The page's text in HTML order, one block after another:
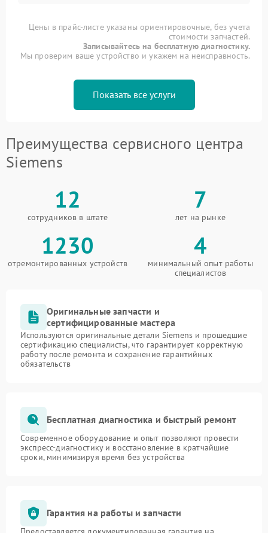
Цены в прайс-листе указаны ориентировочные, без учета
стоимости запчастей.
Записывайтесь на бесплатную диагностику.
Мы проверим ваше устройство и укажем на неисправность.
Показать все услуги
Преимущества сервисного центра
Siemens
12
сотрудников в штате
7
лет на рынке
1230
отремонтированных устройств
4
минимальный опыт работы
специалистов
Оригинальные запчасти и
сертифицированные мастера
Используются оригинальные детали Siemens и прошедшие
сертификацию специалисты, что гарантирует корректную
работу после ремонта и сохранение гарантийных
обязательств
Бесплатная диагностика и быстрый ремонт
Современное оборудование и опыт позволяют провести
экспресс-диагностику и восстановление в кратчайшие
сроки, минимизируя время без устройства
Гарантия на работы и запчасти